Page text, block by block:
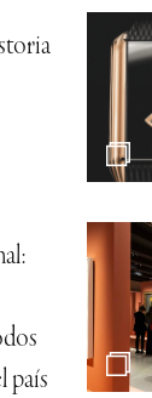
país